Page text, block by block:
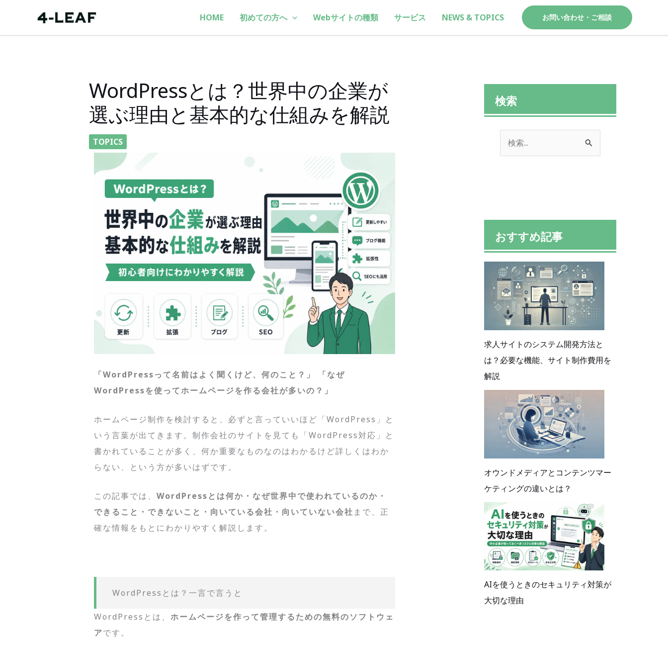
HOME 初めての方へ Webサイトの種類 サービス NEWS & TOPICS お問い合わせ・ご相談
WordPressとは？世界中の企業が
選ぶ理由と基本的な仕組みを解説
TOPICS
「WordPressって名前はよく聞くけど、何のこと？」
「なぜ
WordPressを使ってホームページを作る会社が多いの？」
ホームページ制作を検討すると、必ずと言っていいほど「WordPress」と
いう言葉が出てきます。制作会社のサイトを見ても「WordPress対応」と
書かれていることが多く、何か重要なものなのはわかるけど詳しくはわか
らない、という方が多いはずです。
この記事では、 WordPressとは何か・なぜ世界中で使われているのか・
できること・できないこと・向いている会社・向いていない会社 まで、正
確な情報をもとにわかりやすく解説します。
WordPressとは？一言で言うと
WordPressとは、 ホームページを作って管理するための無料のソフトウェ
アです。
検索
おすすめ記事
求人サイトのシステム開発方法と
は？必要な機能、サイト制作費用を
解説
オウンドメディアとコンテンツマー
ケティングの違いとは？
AIを使うときのセキュリティ対策が
大切な理由